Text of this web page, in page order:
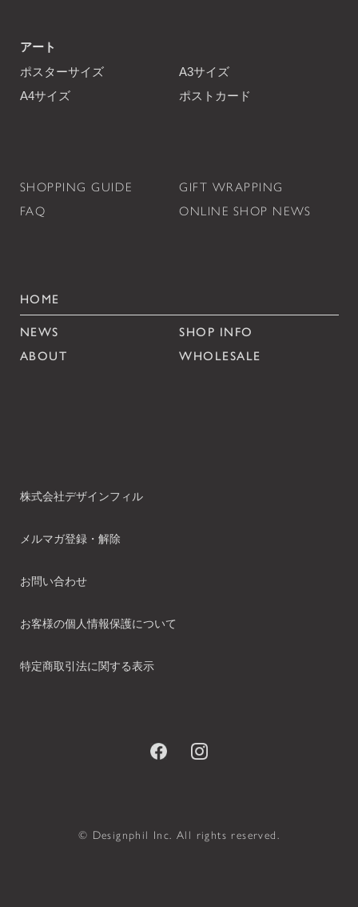
アート
ポスターサイズ
A3サイズ
A4サイズ
ポストカード
SHOPPING GUIDE
GIFT WRAPPING
FAQ
ONLINE SHOP NEWS
HOME
NEWS
SHOP INFO
ABOUT
WHOLESALE
株式会社デザインフィル
メルマガ登録・解除
お問い合わせ
お客様の個人情報保護について
特定商取引法に関する表示
© Designphil Inc. All rights reserved.